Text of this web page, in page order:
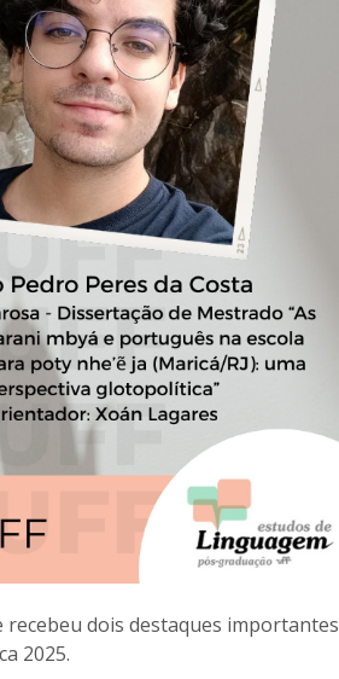
recebeu dois destaques importantes
2025.